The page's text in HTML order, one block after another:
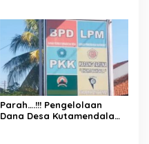
Parah….!!! Pengelolaan
Dana Desa Kutamendala